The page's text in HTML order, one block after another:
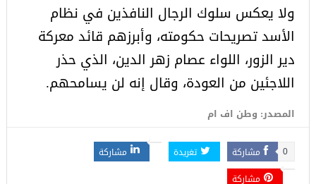
ولا يعكس سلوك الرجال النافذين في نظام
الأسد تصريحات حكومته، وأبرزهم قائد معركة
دير الزور، اللواء عصام زهر الدين، الذي حذر
اللاجئين من العودة، وقال إنه لن يسامحهم.
المصدر: وطن اف ام
مشاركة 0 تغريدة
مشاركة
مشاركة